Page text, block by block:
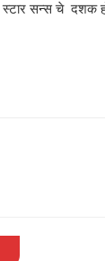
स्टार सन्स चे दशक